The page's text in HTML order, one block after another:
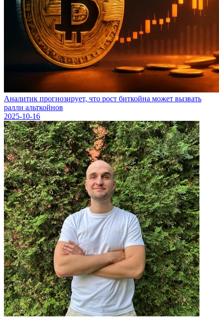
Аналитик прогнозирует, что рост биткойна может вызвать
ралли альткойнов
2025-10-16